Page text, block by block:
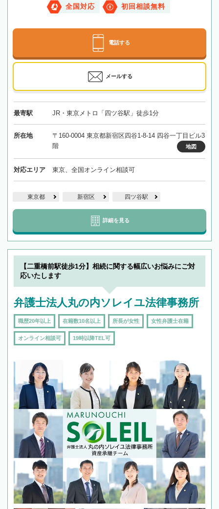
全国対応 初回相談無料
電話する
メールする
最寄駅 JR・東京メトロ「四ツ谷駅」徒歩1分
所在地
〒160-0004 東京都新宿区四谷1-8-14 四谷一丁目ビル3
階
地図
対応エリア 東京、全国オンライン相談可
東京都 新宿区 四ツ谷駅
詳細を見る
【二重橋前駅徒歩1分】相続に関する幅広いお悩みにご対
応いたします
弁護士法人丸の内ソレイユ法律事務所
職歴20年以上 在籍数10名以上 所長が女性 女性弁護士在籍
オンライン相談可 19時以降TEL可